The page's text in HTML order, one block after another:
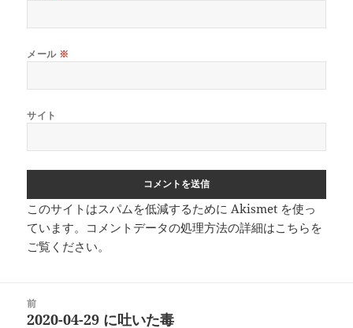
メール ※
サイト
このサイトはスパムを低減するために Akismet を使っ
ています。 コメントデータの処理方法の詳細はこちらを
ご覧ください。
前
前
2020-04-29 に吐いた毒